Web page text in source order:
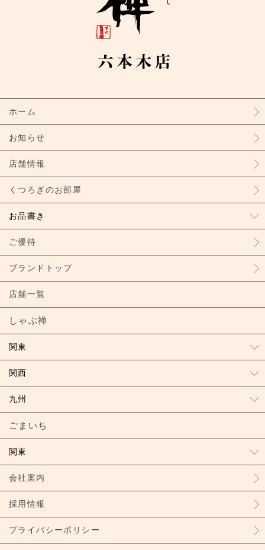
ホーム
お知らせ
店舗情報
くつろぎのお部屋
お品書き
ご優待
ブランドトップ
店舗一覧
しゃぶ禅
関東
関西
九州
ごまいち
関東
会社案内
採用情報
プライバシーポリシー